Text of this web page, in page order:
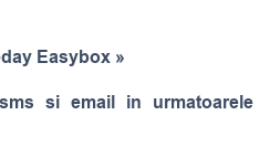
Easybox »
si email in urmatoarele